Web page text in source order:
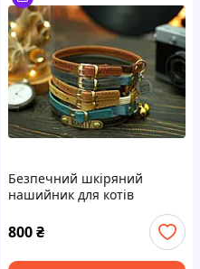
Безпечний шкіряний
нашийник для котів
800₴